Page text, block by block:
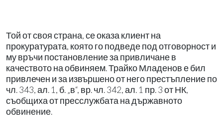
Той от своя страна, се оказа клиент на
прокуратурата, която го подведе под отговорност и
му връчи постановление за привличане в
качеството на обвиняем. Трайко Младенов е бил
привлечен и за извършено от него престъпление по
чл. 343, ал. 1, б. „в“, вр. чл. 342, ал. 1 пр. 3 от НК,
съобщиха от пресслужбата на държавното
обвинение.